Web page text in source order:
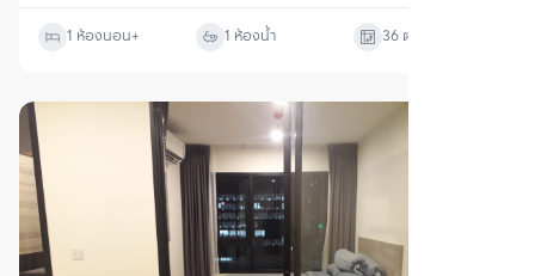
1 ห้องนอน+ 1 ห้องน้ำ 36 ตร.ม.